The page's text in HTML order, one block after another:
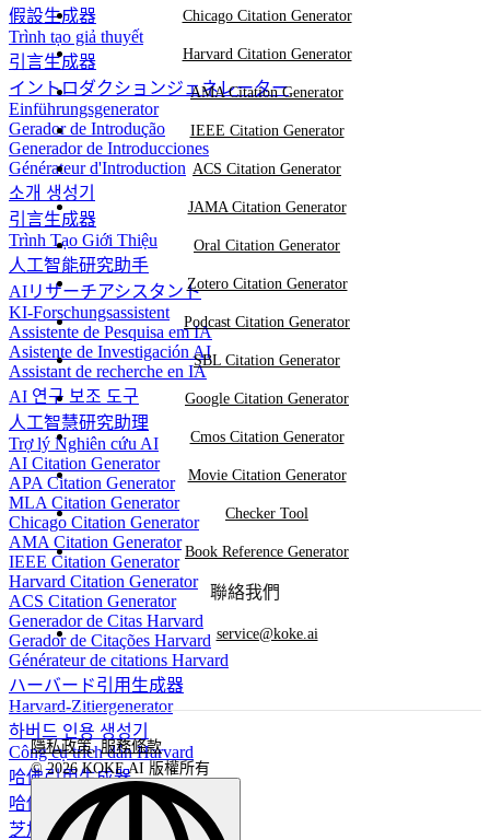
假設生成器
Trình tạo giả thuyết
引言生成器
イントロダクションジェネレーター
Einführungsgenerator
Gerador de Introdução
Generador de Introducciones
Générateur d'Introduction
소개 생성기
引言生成器
Trình Tạo Giới Thiệu
人工智能研究助手
AIリサーチアシスタント
KI-Forschungsassistent
Assistente de Pesquisa em IA
Asistente de Investigación AI
Assistant de recherche en IA
AI 연구 보조 도구
人工智慧研究助理
Trợ lý Nghiên cứu AI
AI Citation Generator
APA Citation Generator
MLA Citation Generator
Chicago Citation Generator
AMA Citation Generator
IEEE Citation Generator
Harvard Citation Generator
ACS Citation Generator
Generador de Citas Harvard
Gerador de Citações Harvard
Générateur de citations Harvard
ハーバード引用生成器
Harvard-Zitiergenerator
하버드 인용 생성기
Công cụ trích dẫn Harvard
哈佛引用生成器
哈佛引用生成器
芝加哥引用生成器
Chicago Citation Generator
Harvard Citation Generator
AMA Citation Generator
IEEE Citation Generator
ACS Citation Generator
JAMA Citation Generator
Oral Citation Generator
Zotero Citation Generator
Podcast Citation Generator
SBL Citation Generator
Google Citation Generator
Cmos Citation Generator
Movie Citation Generator
Checker Tool
Book Reference Generator
聯絡我們
service@koke.ai
隱私政策,服務條款
© 2026 KOKE AI 版權所有